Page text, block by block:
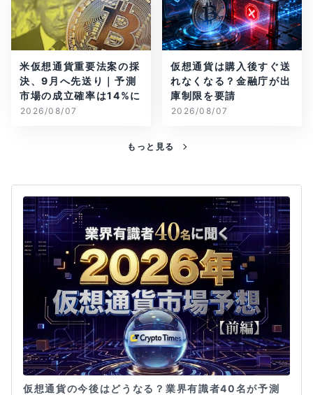
米仮想通貨重要法案の採
決、9月へ先送り｜予測
市場の成立確率は14%に
2026/08/07
仮想通貨は購入後すぐ送
れなくなる？金融庁が出
庫制限を要請
2026/08/07
もっと見る
仮想通貨の今後はどうなる？業界有識者40名が予測